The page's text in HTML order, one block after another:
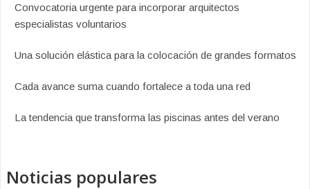
Convocatoria urgente para incorporar arquitectos
especialistas voluntarios
Una solución elástica para la colocación de grandes formatos
Cada avance suma cuando fortalece a toda una red
La tendencia que transforma las piscinas antes del verano
Noticias populares